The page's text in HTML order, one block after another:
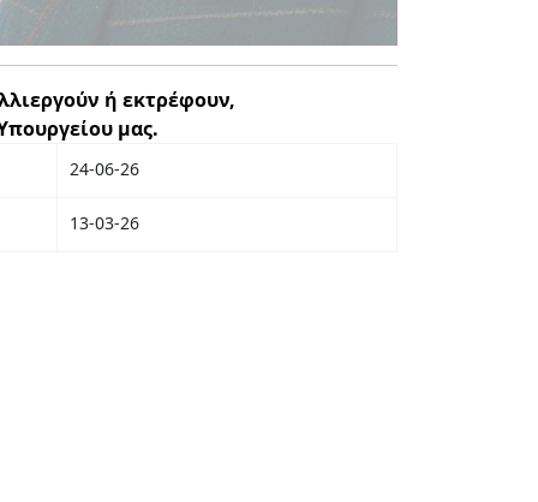
ή εκτρέφουν,
μας.
24-06-26
13-03-26